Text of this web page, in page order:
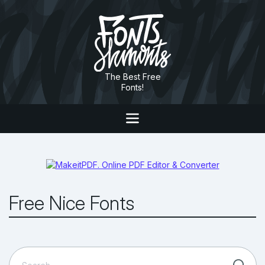
The Best Free
Fonts!
Free Nice Fonts